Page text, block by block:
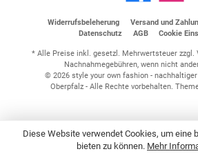
Widerrufsbeleherung Versand und
Datenschutz
AGB Cookie
* Alle Preise inkl. gesetzl. Mehrwertsteuer zzgl.
Nachnahmegebühren, wenn nicht
© 2026 style your own fashion -
Oberpfalz - Alle Rechte vorbehalten.
Diese Website verwendet Cookies, um eine
bieten zu können. Mehr